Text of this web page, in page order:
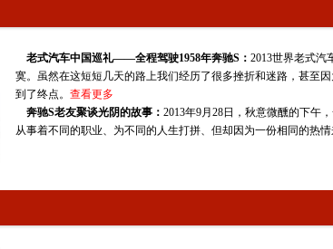
太棒了。家里有个亲戚谁开一下，哪怕坐一下，这一天就特别开心
也犯了一个糗事，126特别逗，它打油的时候，必须先拧开一下。
火了，后来也有点遗憾。我现在有一些时间和精力了以后，我就
你们心里的一种情结。侯爷你觉得大家说的有闲，有钱，有空才去
老式汽车中国巡礼——全程驾驶1958年奔驰S： 2013世界老式汽
寞。虽然在这短短几天的路上我们经历了很多挫折和迷路，甚至
到了终点。 查看更多
奔驰S老友聚谈光阴的故事： 2013年9月28日，秋意微醺的下午
从事着不同的职业、为不同的人生打拼、但却因为一份相同的热